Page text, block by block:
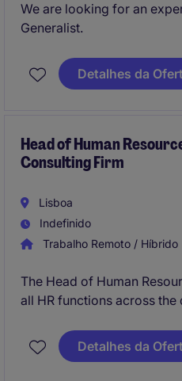
We are looking for an
Generalist.
Detalhes da
Head of Human
Consulting Firm
Lisboa
Indefinido
Trabalho Remoto / Híbrido
The Head of Human
all HR functions across
operational excellence in
This role requires a
Detalhes da